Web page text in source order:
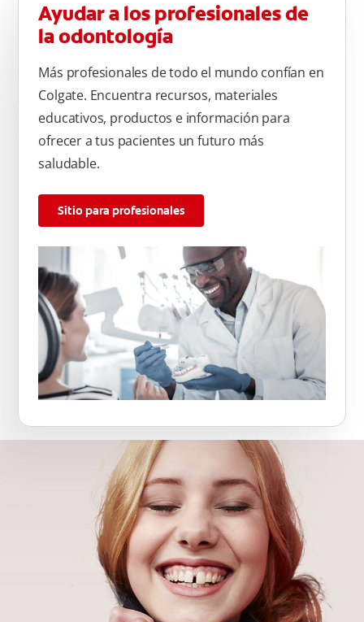
Ayudar a los profesionales de
la odontología
Más profesionales de todo el mundo confían en
Colgate. Encuentra recursos, materiales
educativos, productos e información para
ofrecer a tus pacientes un futuro más
saludable.
Sitio para profesionales